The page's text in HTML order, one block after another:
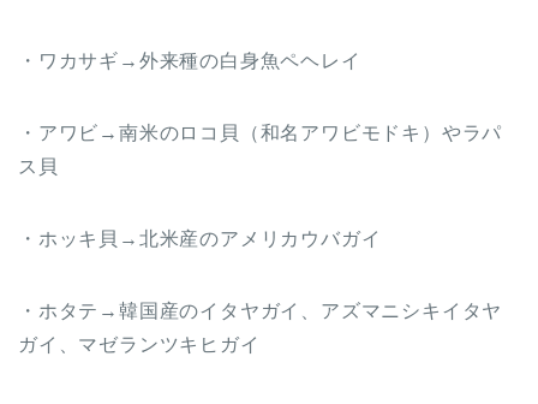
・ワカサギ→外来種の白身魚ペヘレイ
・アワビ→南米のロコ貝（和名アワビモドキ）やラパ
ス貝
・ホッキ貝→北米産のアメリカウバガイ
・ホタテ→韓国産のイタヤガイ、アズマニシキイタヤ
ガイ、マゼランツキヒガイ